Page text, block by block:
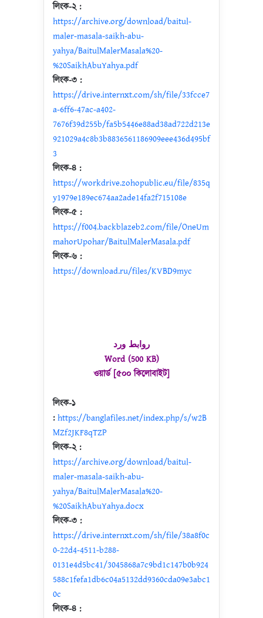
লিংক-২ :
https://archive.org/download/baitul-
maler-masala-saikh-abu-
yahya/BaitulMalerMasala%20-
%20SaikhAbuYahya.pdf
লিংক-৩ :
https://drive.internxt.com/sh/file/33fcce7
a-6ff6-47ac-a402-
7676f39d255b/fa5b5446e88ad38ad722d213e
921029a4c8b3b8836561186909eee436d495bf
3
লিংক-৪ :
https://workdrive.zohopublic.eu/file/835q
y1979e189ec674aa2ade14fa2f715108e
লিংক-৫ :
https://f004.backblazeb2.com/file/OneUm
mahorUpohar/BaitulMalerMasala.pdf
লিংক-৬ :
https://download.ru/files/KVBD9myc
روابط ورد
Word (500 KB)
ওয়ার্ড [৫০০ কিলোবাইট]
লিংক-১
:https://banglafiles.net/index.php/s/w2B
MZf2JKF8qTZP
লিংক-২ :
https://archive.org/download/baitul-
maler-masala-saikh-abu-
yahya/BaitulMalerMasala%20-
%20SaikhAbuYahya.docx
লিংক-৩ :
https://drive.internxt.com/sh/file/38a8f0c
0-22d4-4511-b288-
0131e4d5bc41/3045868a7c9bd1c147b0b924
588c1fefa1db6c04a5132dd9360cda09e3abc1
0c
লিংক-৪ :